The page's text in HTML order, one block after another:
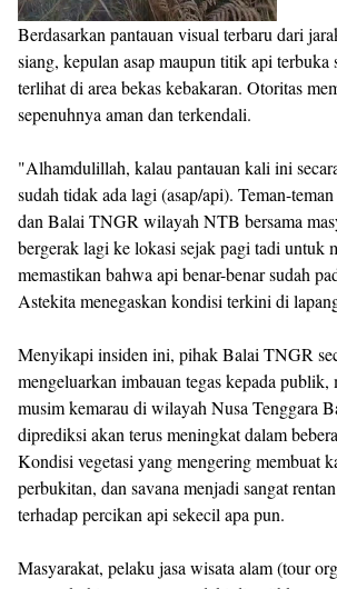
Berdasarkan pantauan visual terbaru dari
siang, kepulan asap maupun titik api terbuka
terlihat di area bekas kebakaran. Otoritas
sepenuhnya aman dan terkendali.
"Alhamdulillah, kalau pantauan kali ini
sudah tidak ada lagi (asap/api). Teman-
dan Balai TNGR wilayah NTB bersama
bergerak lagi ke lokasi sejak pagi tadi untuk
memastikan bahwa api benar-benar sudah
Astekita menegaskan kondisi terkini di
Menyikapi insiden ini, pihak Balai TNGR
mengeluarkan imbauan tegas kepada publik,
musim kemarau di wilayah Nusa Tenggara
diprediksi akan terus meningkat dalam
Kondisi vegetasi yang mengering membuat
perbukitan, dan savana menjadi sangat
terhadap percikan api sekecil apa pun.
Masyarakat, pelaku jasa wisata alam (tour